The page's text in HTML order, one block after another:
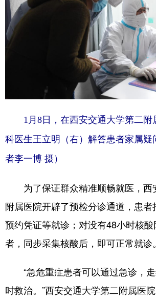
Русский язык 日本語
Português
1月8日，在西安交通大学第二附
科医生王立明（右）解答患者家属疑
者李一博 摄）
为了保证群众精准顺畅就医，西
附属医院开辟了预检分诊通道，患者
预约凭证等就诊；对没有48小时核
者，同步采集核酸后，即可正常就诊。
“急危重症患者可以通过急诊，走
时救治。”西安交通大学第二附属医